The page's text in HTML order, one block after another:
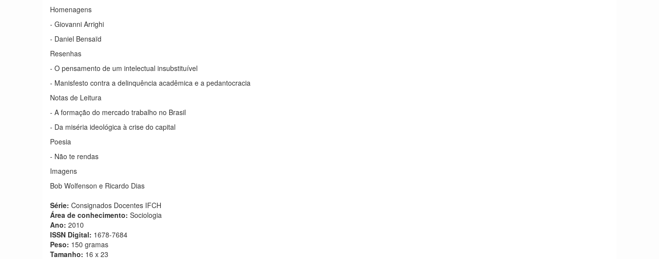
Homenagens
- Giovanni Arrighi
- Daniel Bensaïd
Resenhas
- O pensamento de um intelectual insubstituível
- Manisfesto contra a delinquência acadêmica e a pedantocracia
Notas de Leitura
- A formação do mercado trabalho no Brasil
- Da miséria ideológica à crise do capital
Poesia
- Não te rendas
Imagens
Bob Wolfenson e Ricardo Dias
Série: Consignados Docentes IFCH
Área de conhecimento: Sociologia
Ano: 2010
ISSN Digital: 1678-7684
Peso: 150 gramas
Tamanho: 16 x 23